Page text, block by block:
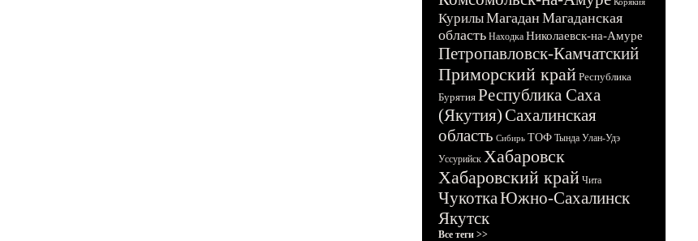
КурилыМагадан Магаданская
область Находка Николаевск-на-Амуре
Петропавловск-Камчатский
Приморский край Республика
Бурятия Республика Саха
(Якутия)Сахалинская
область Сибирь ТОФ Тында Улан-Удэ
Уссурийск Хабаровск
Хабаровский край Чита
ЧукоткаЮжно-Сахалинск
Якутск
Все теги >>